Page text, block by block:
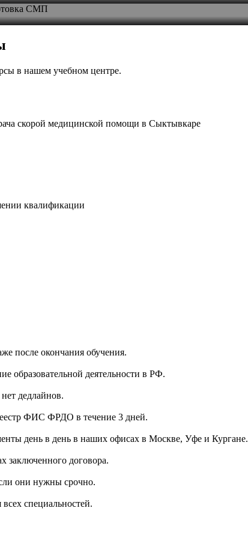
СМП
в нашем учебном центре.
скорой медицинской помощи в Сыктывкаре
квалификации
после окончания обучения.
образовательной деятельности в РФ.
дедлайнов.
ФИС ФРДО в течение 3 дней.
день в день в наших офисах в Москве, Уфе и Кургане.
заключенного договора.
они нужны срочно.
специальностей.